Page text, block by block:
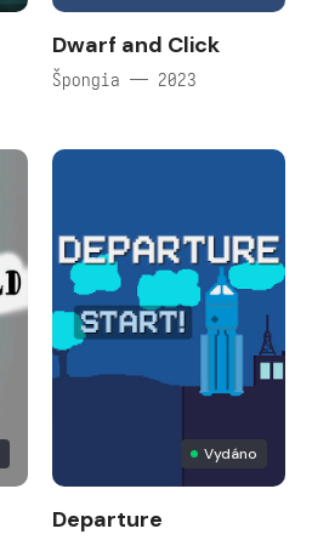
Dwarf and Click
Špongia — 2023
Vydáno
Departure